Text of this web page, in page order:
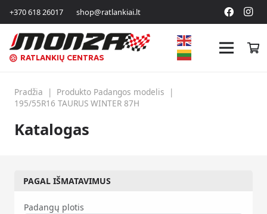
+370 618 26017 shop@ratlankiai.lt
RATLANKIŲ CENTRAS
Pradžia | Produkto Padangos modelis
|
195/55R16 TAURUS WINTER 87H
Katalogas
PAGAL IŠMATAVIMUS
Padangų plotis